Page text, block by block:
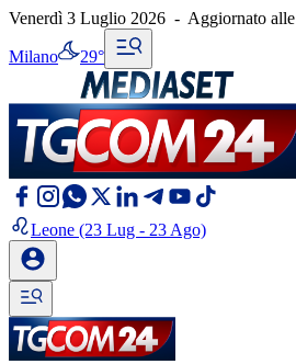
Venerdì 3 Luglio 2026 - Aggiornato alle
Milano 29°
Leone (23 Lug - 23 Ago)